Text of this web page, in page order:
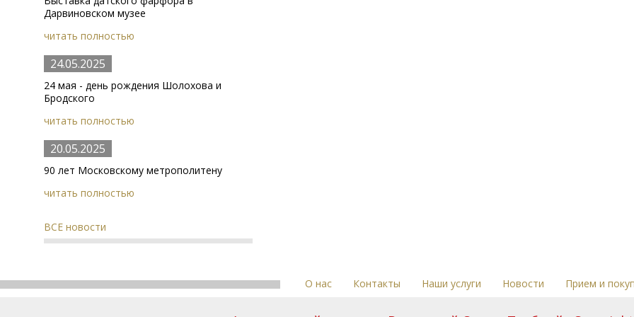
Дарвиновском музее
читать полностью
24.05.2025
24 мая - день рождения Шолохова и
Бродского
читать полностью
20.05.2025
90 лет Московскому метрополитену
читать полностью
ВСЕ новости
О нас Контакты Наши услуги Новости Прием и